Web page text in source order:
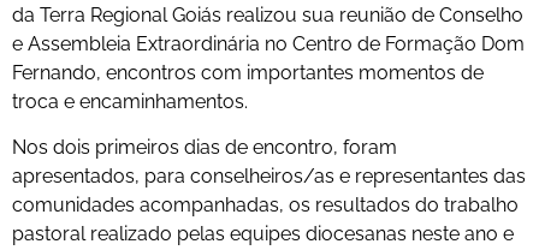
da Terra Regional Goiás realizou sua reunião de Conselho
e Assembleia Extraordinária no Centro de Formação Dom
Fernando, encontros com importantes momentos de
troca e encaminhamentos.
Nos dois primeiros dias de encontro, foram
apresentados, para conselheiros/as e representantes das
comunidades acompanhadas, os resultados do trabalho
pastoral realizado pelas equipes diocesanas neste ano e